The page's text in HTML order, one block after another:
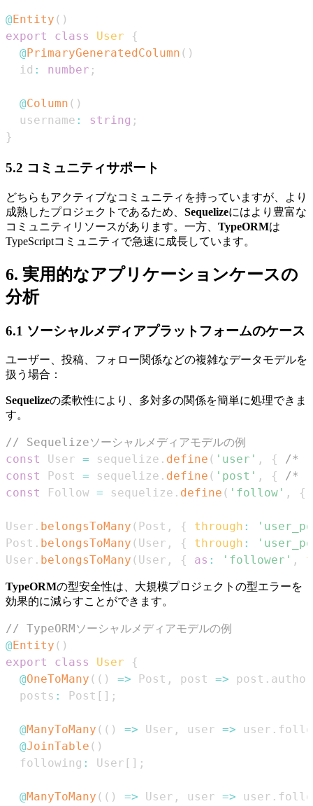
@Entity ( )
export
class User
{
@PrimaryGeneratedColumn ( )
  id
: number ;
@Column ( )
  username
: string ;
}
5.2 コミュニティサポート
どちらもアクティブなコミュニティを持っていますが、より
成熟したプロジェクトであるため、 Sequelizeにはより豊富な
コミュニティリソースがあります。一方、 TypeORMは
TypeScriptコミュニティで急速に成長しています。
6. 実用的なアプリケーションケースの
分析
6.1 ソーシャルメディアプラットフォームのケース
ユーザー、投稿、フォロー関係などの複雑なデータモデルを
扱う場合：
Sequelizeの柔軟性により、多対多の関係を簡単に処理できま
す。
// Sequelizeソーシャルメディアモデルの例
const
User = sequelize . define ( 'user' , {
/*
const
Post = sequelize . define ( 'post' , {
/*
const
Follow = sequelize . define ( 'follow' , {
User . belongsToMany ( Post , { through :
Post . belongsToMany ( User , { through :
User . belongsToMany ( User , { as : 'follower' ,
TypeORMの型安全性は、大規模プロジェクトの型エラーを
効果的に減らすことができます。
// TypeORMソーシャルメディアモデルの例
@Entity ( )
export
class User
{
@OneToMany ( ( ) => Post , post => post . author
  posts
: Post [ ] ;
@ManyToMany ( ( ) => User , user => user .
@JoinTable ( )
  following
: User [ ] ;
@ManyToMany ( ( ) => User , user => user .